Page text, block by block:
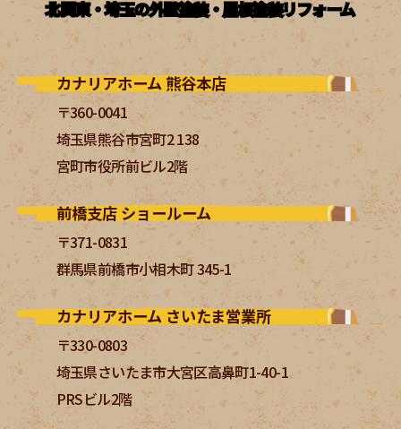
北関東・埼玉の外壁塗装・屋根塗装リフォーム
カナリアホーム 熊谷本店
〒360-0041
埼玉県熊谷市宮町2 138
宮町市役所前ビル2階
前橋支店 ショールーム
〒371-0831
群馬県前橋市小相木町 345-1
カナリアホーム さいたま営業所
〒330-0803
埼玉県さいたま市大宮区高鼻町1-40-1
PRSビル2階